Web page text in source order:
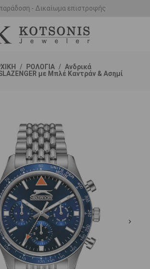
- Δικαίωμα επιστροφής
ΡΟΛΟΓΙΑ
Ανδρικά
με Μπλέ Καντράν & Ασημί